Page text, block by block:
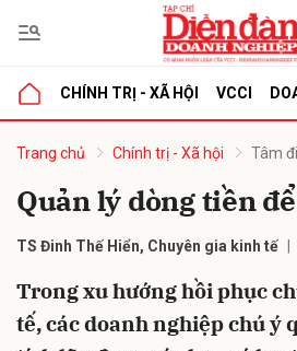
CHÍNH TRỊ - XÃ HỘI VCCI
Trang chủ Chính trị - Xã hội Tâm
Quản lý dòng tiền
TS Đinh Thế Hiển, Chuyên gia kinh tế
Trong xu hướng hồi phục
tế, các doanh nghiệp chú ý
luận